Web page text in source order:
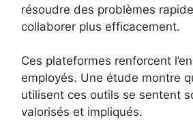
résoudre des problèmes
collaborer plus efficacement.
Ces plateformes renforcent
employés. Une étude montre
utilisent ces outils se sentent
valorisés et impliqués.